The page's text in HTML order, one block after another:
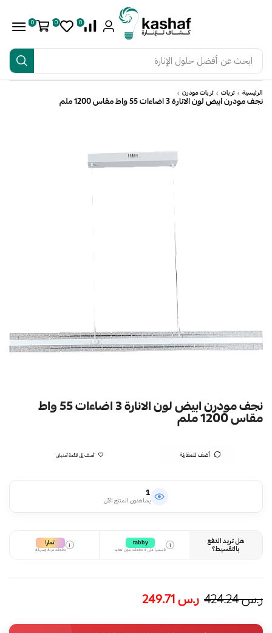
ابحث عن أفضل حلول الإنارة
0
0
0
الرئيسية ثريات ثريات مودرن
نجف مودرن ابيض لون الانارة 3 اضاءات 55 واط مقاس 1200 ملم
نجف مودرن ابيض لون الانارة 3 اضاءات 55 واط
مقاس 1200 ملم
أضف للمقارنة أضف إلى قائمة أمنياتي
1
يشاهدون المنتج الآن
هل تريد الدفع
بالتقسيط؟
i
tabby
قسمها على 4 دفعات بدون تعقيد
i تمارا
دفعات مرنة وسهلة
ر.س424.24 ر.س